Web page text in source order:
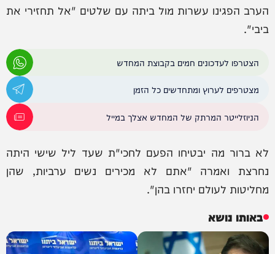
הערב הפגינו עשרות מול ביתה עם שלטים "אל תחזירי את
ביבי".
הצטרפו לעדכונים חמים בקבוצת המחדש
מצטרפים לערוץ ומתחדשים כל הזמן
הניוזלייטר המרתק של המחדש אצלך במייל
לא ברור מה יבטיחו הפעם לחכי"ת שעד ליל שישי היתה
נחרצת ואמרה "אתם לא מכירים נשים ערביות, שהן
מחליטות לעולם יחזרו בהן".
באותו נושא